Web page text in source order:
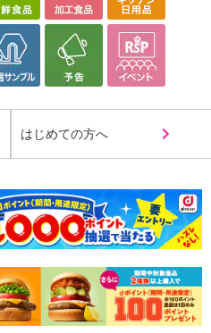
ようなら!​
ジメ対策に年中活躍​します。
、コットンの7倍も高い吸湿性能
ツグン！​
、トリメチルアミン、インドー
、ペットを飼われている方など
お財布にも優しいのが嬉しいポイ
はじめての方へ